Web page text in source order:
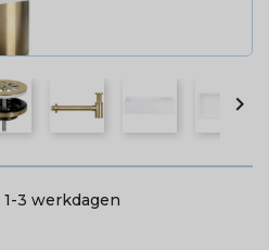

1-3 werkdagen